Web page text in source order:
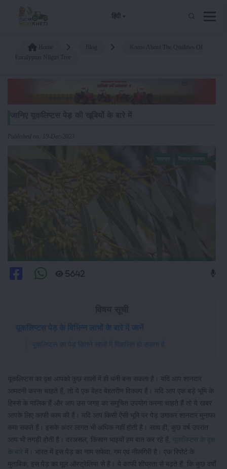
हिंदी
Published on: 19-Dec-2023
5642
यूकलिप्टस पेड़ के विभिन्न लाभों के बारे में जानें
यूकलिप्टस का पेड़ कितने सालों में विकसित हो सकता है
यूकलिप्टस का वृक्ष आपको कुछ सालों में ही धनी बना सकता है। यदि आप शानदार
आमदनी करना चाहते हैं, तो ये एक बेहद बेहतरीन विकल्प है। यदि आप एक बड़े भूमि के
हिस्से के मालिक हैं और आप उस जगह का समुचित उपयोग करना चाहते हैं तो ये खबर
आपके लिए काफी काम की है। यदि आप किसी ऐसी भूमि पर पेड़ उगाकर शानदार मुनाफा
कमा सकते हैं। इसके अंदर लागत भी अधिक नहीं होती है। साथ ही, कुछ वर्ष उपरांत
आय भी तगड़ी होती है। दरअसल, किसान भाइयों हम बात कर रहे हैं, यूकलिप्टस के वृक्ष
के बारे में। भारत में इस पेड़ का नाम सफेदा, गम एवं नीलगिरी है। एक रिपोर्ट के
मुताबिक, इस पेड़ का मूल ऑस्ट्रेलिया से है। ये काफी शीघ्रता से बढ़ते हैं, कि कुछ वर्षों